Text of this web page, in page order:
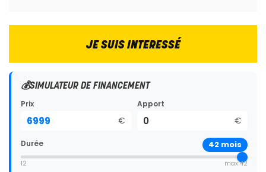
JE SUIS INTERESSÉ
💰SIMULATEUR DE FINANCEMENT
Prix
€
Apport
€
Durée 42 mois
12 max 42